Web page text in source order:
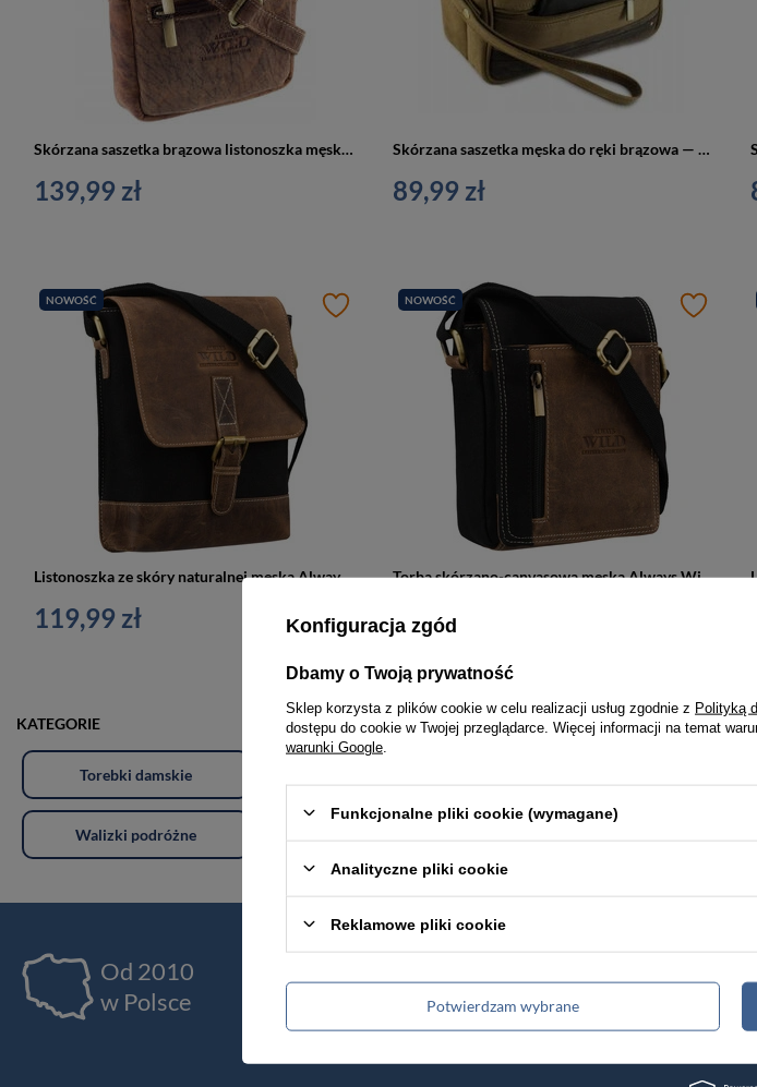
Skórzana saszetka brązowa listonoszka męska na ramię - Always Wild 250-MH
139,99 zł
Skórzana saszetka męska do ręki brązowa — Always Wild S1-2-R
89,99 zł
NOWOŚĆ
Listonoszka ze skóry naturalnej męska Always Wild AW-MN9-MHC crossbody czarno-brązowa
119,99 zł
NOWOŚĆ
Torba skórzano-canvasowa męska Always Wild AW-MN10S-MHC listonoszka czarno-brązowa
109,99 zł
KATEGORIE
Torebki damskie
Walizki podróżne
Od 2010
w Polsce
premium
Konfiguracja zgód
Dbamy o Twoją prywatność
Sklep korzysta z plików cookie w celu realizacji usług zgodnie z Polityką
dostępu do cookie w Twojej przeglądarce. Więcej informacji na temat
warunki Google
Funkcjonalne pliki cookie (wymagane)
Analityczne pliki cookie
Reklamowe pliki cookie
Potwierdzam wybrane